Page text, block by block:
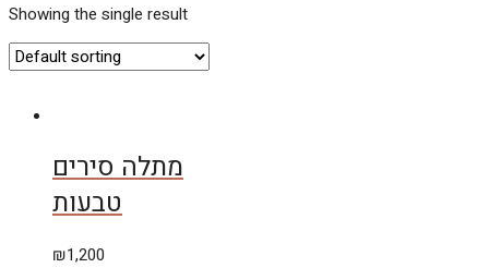
Showing the single result
מתלה סירים
טבעות
₪1,200